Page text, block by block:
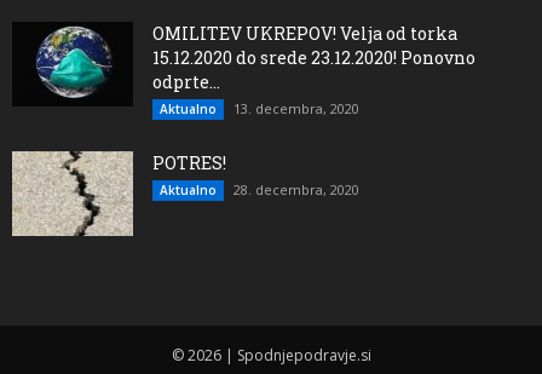
OMILITEV UKREPOV! Velja od torka
15.12.2020 do srede 23.12.2020! Ponovno
odprte...
Aktualno 13. decembra, 2020
POTRES!
Aktualno 28. decembra, 2020
© 2026 | Spodnjepodravje.si